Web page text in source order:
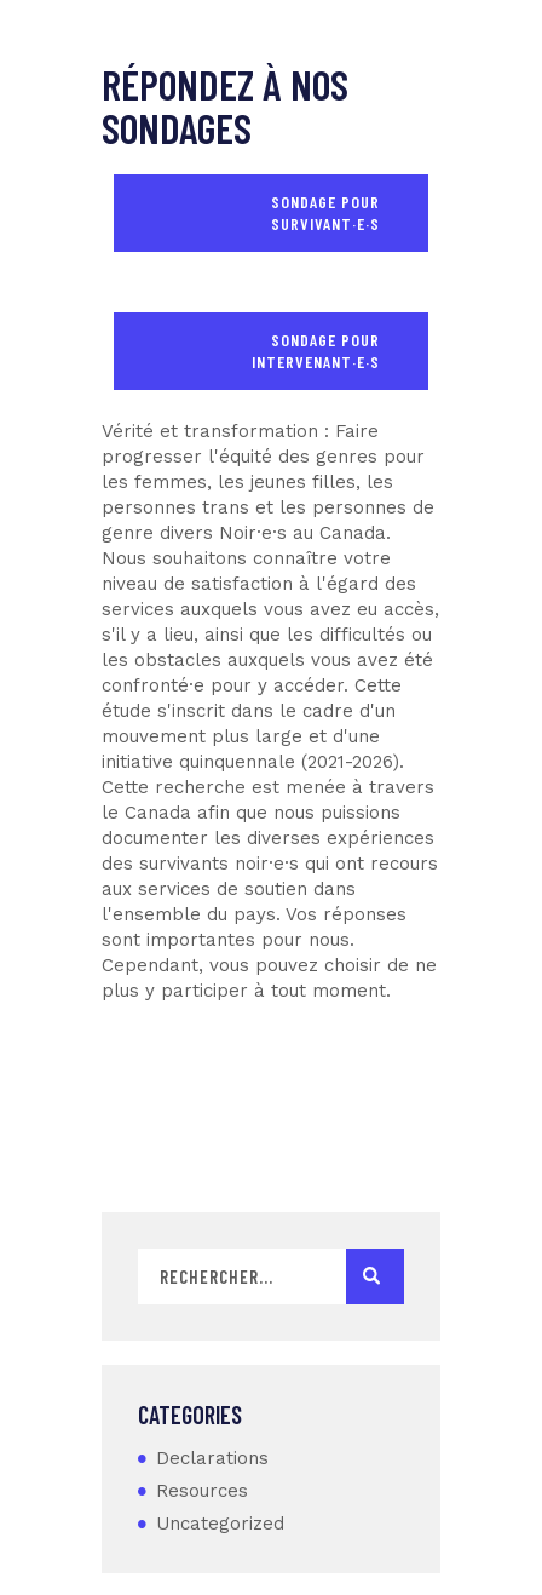
RÉPONDEZ À NOS
SONDAGES
SONDAGE POUR
SURVIVANT·E·S
SONDAGE POUR
INTERVENANT·E·S
Vérité et transformation : Faire
progresser l'équité des genres pour
les femmes, les jeunes filles, les
personnes trans et les personnes de
genre divers Noir·e·s au Canada.
Nous souhaitons connaître votre
niveau de satisfaction à l'égard des
services auxquels vous avez eu accès,
s'il y a lieu, ainsi que les difficultés ou
les obstacles auxquels vous avez été
confronté·e pour y accéder. Cette
étude s'inscrit dans le cadre d'un
mouvement plus large et d'une
initiative quinquennale (2021-2026).
Cette recherche est menée à travers
le Canada afin que nous puissions
documenter les diverses expériences
des survivants noir·e·s qui ont recours
aux services de soutien dans
l'ensemble du pays. Vos réponses
sont importantes pour nous.
Cependant, vous pouvez choisir de ne
plus y participer à tout moment.
CATEGORIES
Declarations
Resources
Uncategorized